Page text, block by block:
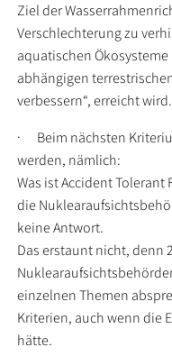
Ziel der
Verschlechterung zu
aquatischen
abhängigen
verbessern“, erreicht wird.
·
Beim nächsten
werden, nämlich:
Was ist Accident Tolerant
die
keine Antwort.
Das erstaunt nicht, denn
einzelnen Themen
Kriterien, auch wenn die
hätte.